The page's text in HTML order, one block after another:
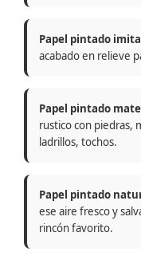
Papel pintado
acabado en relieve
Papel pintado
rustico con piedras,
ladrillos, tochos.
Papel pintado
ese aire fresco y
rincón favorito.